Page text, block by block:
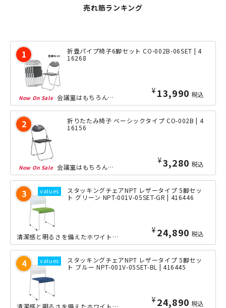
売れ筋ランキング
折畳パイプ椅子6脚セット CO-002B-06SET | 4
16268
¥ 13,990 税込
会議室はもちろん、集会場、学校、多目的ホールと、あらゆる場面で定番の折りたたみ椅...
折りたたみ椅子 ベーシックタイプ CO-002B | 4
16156
¥3,280 税込
会議室はもちろん、集会場、学校、多目的ホールと、あらゆる場面で定番の折りたたみ椅...
スタッキングチェアNPT レザータイプ 5脚セッ
ト グリーン NPT-001V-05SET-GR | 416446
¥ 24,890 税込
清潔感と明るさを備えたホワイトフレームに全4色のカラフルなカラーを採用した、コス...
スタッキングチェアNPT レザータイプ 5脚セッ
ト ブルー NPT-001V-05SET-BL | 416445
¥ 24,890 税込
清潔感と明るさを備えたホワイトフレームに全4色のカラフルなカラーを採用した、コス...